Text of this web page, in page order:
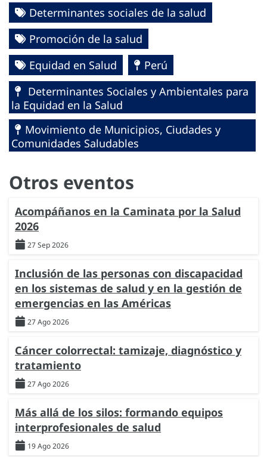
Determinantes sociales de la salud
Promoción de la salud
Equidad en Salud
Perú
Determinantes Sociales y Ambientales para
la Equidad en la Salud
Movimiento de Municipios, Ciudades y
Comunidades Saludables
Otros eventos
Acompáñanos en la Caminata por la Salud
2026
27 Sep 2026
Inclusión de las personas con discapacidad
en los sistemas de salud y en la gestión de
emergencias en las Américas
27 Ago 2026
Cáncer colorrectal: tamizaje, diagnóstico y
tratamiento
27 Ago 2026
Más allá de los silos: formando equipos
interprofesionales de salud
19 Ago 2026